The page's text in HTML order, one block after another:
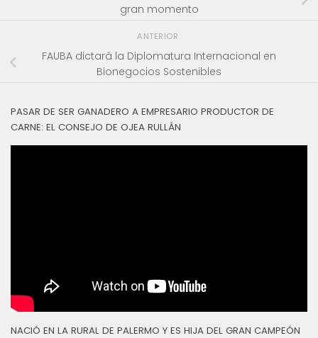
gran momento
ANTERIOR
FAUBA dictará la Diplomatura Internacional en
Bionegocios Sostenibles
PASAR DE SER GANADERO A EMPRESARIO PRODUCTOR DE
CARNE: EL CONSEJO DE OJEA RULLÁN
NACIÓ EN LA RURAL DE PALERMO Y ES HIJA DEL GRAN CAMPEÓN